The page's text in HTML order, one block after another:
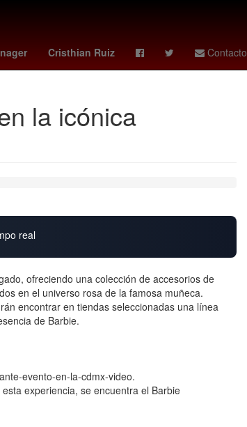
Cristhian Ruiz Contacto
de París 2024 por Inmueble Baloncesto
la icónica
real
ofreciendo una colección de accesorios de
en el universo rosa de la famosa muñeca.
encontrar en tiendas seleccionadas una línea
de Barbie.
evento-en-la-cdmx-video.
experiencia, se encuentra el Barbie